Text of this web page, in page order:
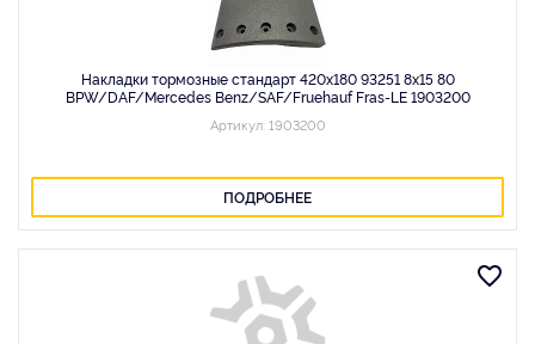
Накладки тормозные стандарт 420x180 93251 8x15 80
BPW/DAF/Mercedes Benz/SAF/Fruehauf Fras-LE 1903200
Артикул: 1903200
ПОДРОБНЕЕ